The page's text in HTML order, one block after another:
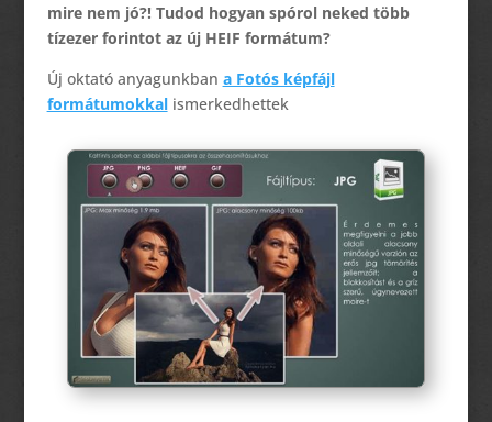
mire nem jó?! Tudod hogyan spórol neked több
tízezer forintot az új HEIF formátum?
Új oktató anyagunkban a Fotós képfájl
formátumokkal ismerkedhettek